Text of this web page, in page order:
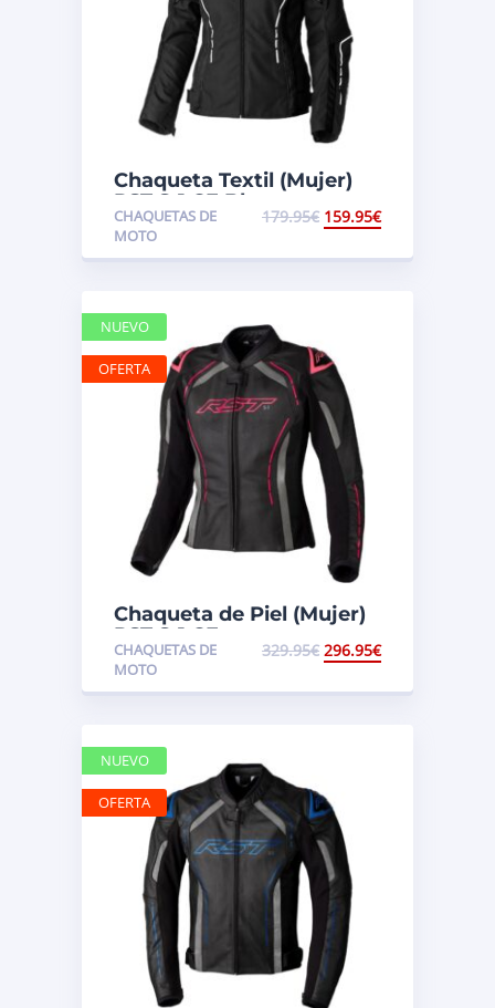
Chaqueta Textil (Mujer)
RST S-1 CE Blanco
CHAQUETAS DE
MOTO
179.95€ 159.95€
Chaqueta de Piel (Mujer)
RST S-1 CE
CHAQUETAS DE
MOTO
329.95€ 296.95€
NUEVO
OFERTA
NUEVO
OFERTA